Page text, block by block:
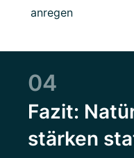
anregen
04
Fazit:
stärken